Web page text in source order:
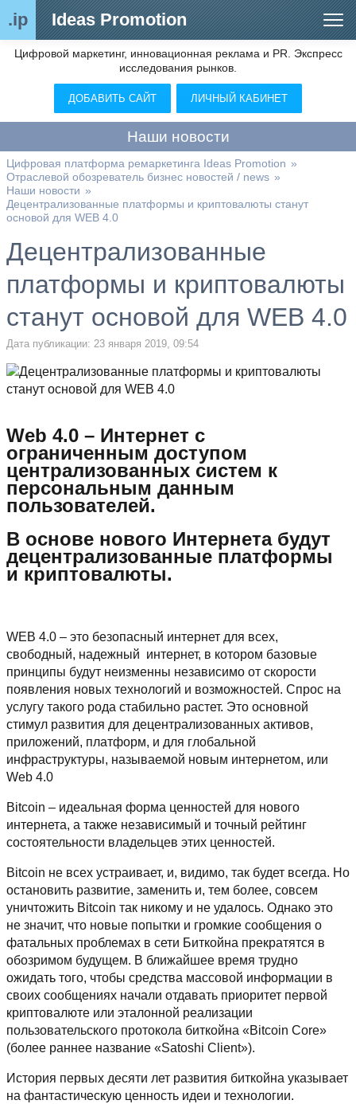
.ip Ideas Promotion
Сегменты рынка
Цифровой ремаркетинг (анализ рынка)
Видео
О нас
Контакты
Цифровой маркетинг, инновационная реклама и PR. Экспресс
исследования рынков.
ДОБАВИТЬ САЙТ ЛИЧНЫЙ КАБИНЕТ
Наши новости
Цифровая платформа ремаркетинга Ideas Promotion »
Отраслевой обозреватель бизнес новостей / news »
Наши новости »
Децентрализованные платформы и криптовалюты станут
основой для WEB 4.0
Децентрализованные
платформы и криптовалюты
станут основой для WEB 4.0
Дата публикации: 23 января 2019, 09:54
Web 4.0 – Интернет с
ограниченным доступом
централизованных систем к
персональным данным
пользователей.
В основе нового Интернета будут
децентрализованные платформы
и криптовалюты.
WEB 4.0 – это безопасный интернет для всех,
свободный, надежный интернет, в котором базовые
принципы будут неизменны независимо от скорости
появления новых технологий и возможностей. Спрос на
услугу такого рода стабильно растет. Это основной
стимул развития для децентрализованных активов,
приложений, платформ, и для глобальной
инфраструктуры, называемой новым интернетом, или
Web 4.0
Bitcoin – идеальная форма ценностей для нового
интернета, а также независимый и точный рейтинг
состоятельности владельцев этих ценностей.
Bitcoin не всех устраивает, и, видимо, так будет всегда. Но
остановить развитие, заменить и, тем более, совсем
уничтожить Bitcoin так никому и не удалось. Однако это
не значит, что новые попытки и громкие сообщения о
фатальных проблемах в сети Биткойна прекратятся в
обозримом будущем. В ближайшее время трудно
ожидать того, чтобы средства массовой информации в
своих сообщениях начали отдавать приоритет первой
криптовалюте или эталонной реализации
пользовательского протокола биткойна «Bitcoin Core»
(более раннее название «Satoshi Client»).
История первых десяти лет развития биткойна указывает
на фантастическую ценность идеи и технологии.